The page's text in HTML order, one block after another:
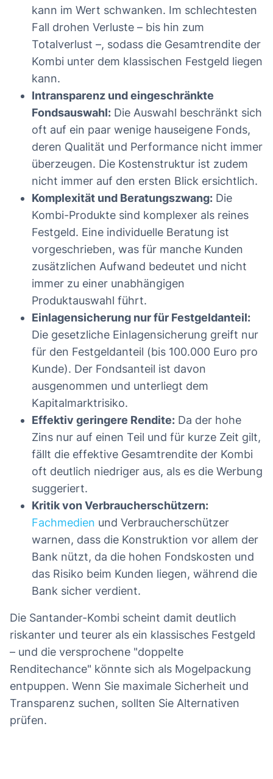
kann im Wert schwanken. Im schlechtesten
Fall drohen Verluste – bis hin zum
Totalverlust –, sodass die Gesamtrendite der
Kombi unter dem klassischen Festgeld liegen
kann.
Intransparenz und eingeschränkte
Fondsauswahl: Die Auswahl beschränkt sich
oft auf ein paar wenige hauseigene Fonds,
deren Qualität und Performance nicht immer
überzeugen. Die Kostenstruktur ist zudem
nicht immer auf den ersten Blick ersichtlich.
Komplexität und Beratungszwang: Die
Kombi-Produkte sind komplexer als reines
Festgeld. Eine individuelle Beratung ist
vorgeschrieben, was für manche Kunden
zusätzlichen Aufwand bedeutet und nicht
immer zu einer unabhängigen
Produktauswahl führt.
Einlagensicherung nur für Festgeldanteil:
Die gesetzliche Einlagensicherung greift nur
für den Festgeldanteil (bis 100.000 Euro pro
Kunde). Der Fondsanteil ist davon
ausgenommen und unterliegt dem
Kapitalmarktrisiko.
Effektiv geringere Rendite: Da der hohe
Zins nur auf einen Teil und für kurze Zeit gilt,
fällt die effektive Gesamtrendite der Kombi
oft deutlich niedriger aus, als es die Werbung
suggeriert.
Kritik von Verbraucherschützern:
Fachmedien und Verbraucherschützer
warnen, dass die Konstruktion vor allem der
Bank nützt, da die hohen Fondskosten und
das Risiko beim Kunden liegen, während die
Bank sicher verdient.
Die Santander-Kombi scheint damit deutlich
riskanter und teurer als ein klassisches Festgeld
– und die versprochene "doppelte
Renditechance" könnte sich als Mogelpackung
entpuppen. Wenn Sie maximale Sicherheit und
Transparenz suchen, sollten Sie Alternativen
prüfen.